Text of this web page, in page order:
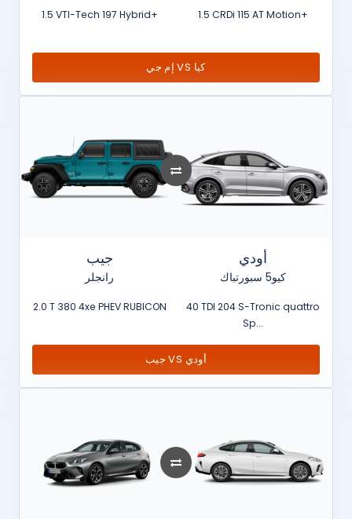
1.5 VTI-Tech 197 Hybrid+ 1.5 CRDi 115 AT Motion+
إم جي VS كيا
جيب
رانجلر
2.0 T 380 4xe PHEV RUBICON
أودي
كيو5 سبورتباك
40 TDI 204 S-Tronic quattro
Sp...
جيب VS أودي